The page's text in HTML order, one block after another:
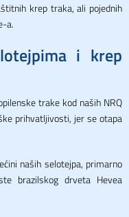
krep traka, ali pojednih
a.
i krep
trake kod naših NRQ
prihvatljivosti, jer se otapa
naših selotejpa, primarno
brazilskog drveta Hevea